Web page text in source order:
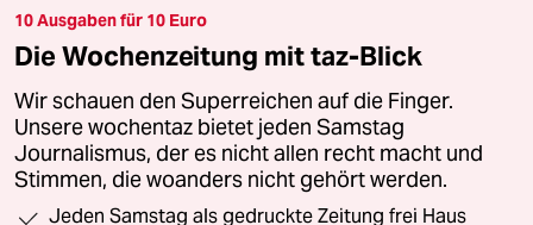
10 Ausgaben für 10 Euro
Die Wochenzeitung mit taz-Blick
Wir schauen den Superreichen auf die Finger.
Unsere wochentaz bietet jeden Samstag
Journalismus, der es nicht allen recht macht und
Stimmen, die woanders nicht gehört werden.
Jeden Samstag als gedruckte Zeitung frei Haus